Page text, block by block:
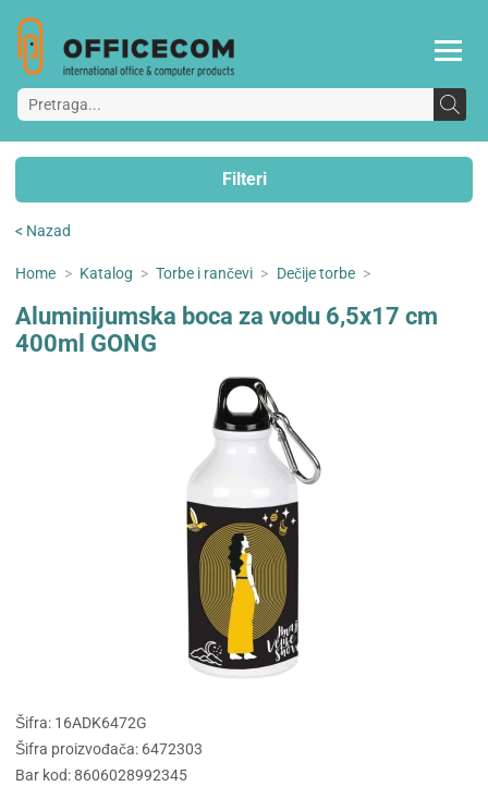
Filteri
< Nazad
Home > Katalog > Torbe i rančevi > Dečije torbe >
Aluminijumska boca za vodu 6,5x17 cm
400ml GONG
Šifra: 16ADK6472G
Šifra proizvođača: 6472303
Bar kod: 8606028992345